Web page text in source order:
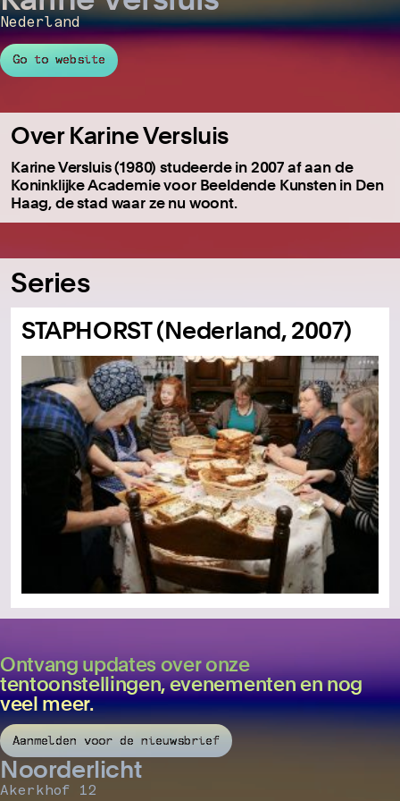
Nederland
Go to website
Over Karine Versluis
Karine Versluis (1980) studeerde in 2007 af aan de
Koninklijke Academie voor Beeldende Kunsten in Den
Haag, de stad waar ze nu woont.
Series
STAPHORST (Nederland, 2007)
Ontvang updates over onze
tentoonstellingen, evenementen en nog
veel meer.
Aanmelden voor de nieuwsbrief
Noorderlicht
Akerkhof 12